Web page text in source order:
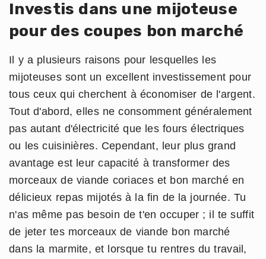
Investis dans une mijoteuse
pour des coupes bon marché
Il y a plusieurs raisons pour lesquelles les
mijoteuses sont un excellent investissement pour
tous ceux qui cherchent à économiser de l'argent.
Tout d'abord, elles ne consomment généralement
pas autant d'électricité que les fours électriques
ou les cuisinières. Cependant, leur plus grand
avantage est leur capacité à transformer des
morceaux de viande coriaces et bon marché en
délicieux repas mijotés à la fin de la journée. Tu
n'as même pas besoin de t'en occuper ; il te suffit
de jeter tes morceaux de viande bon marché
dans la marmite, et lorsque tu rentres du travail,